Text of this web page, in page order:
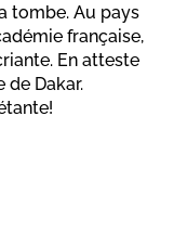
tombe. Au pays
française,
En atteste
Dakar.